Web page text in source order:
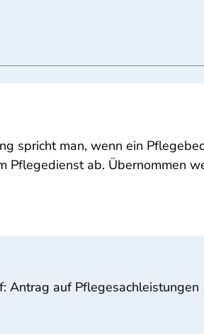
spricht man, wenn ein
ab. Übernommen
Antrag auf